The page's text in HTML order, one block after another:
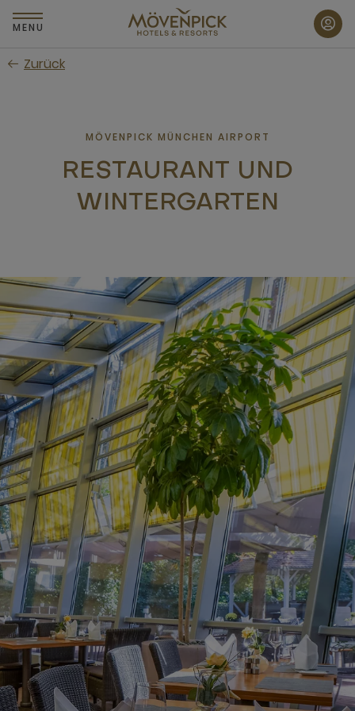
Zum
Hauptinhalt
MENU
Zurück
MÖVENPICK MÜNCHEN AIRPORT
RESTAURANT UND
WINTERGARTEN